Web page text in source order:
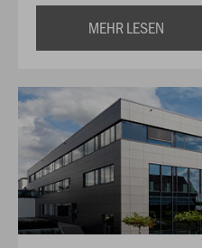
MEHR LESEN